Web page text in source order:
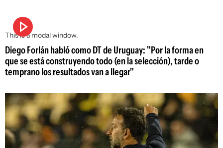
This is a modal window.
Diego Forlán habló como DT de Uruguay: "Por la forma en
que se está construyendo todo (en la selección), tarde o
temprano los resultados van a llegar"